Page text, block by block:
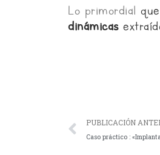
Lo primordial
dinámicas
Ant
PUBLICACIÓN
Caso práctico :